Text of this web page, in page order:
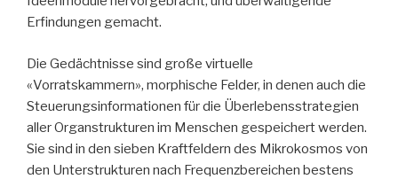
Erfindungen gemacht.
Die Gedächtnisse sind große virtuelle
«Vorratskammern», morphische Felder, in denen auch die
Steuerungsinformationen für die Überlebensstrategien
aller Organstrukturen im Menschen gespeichert werden.
Sie sind in den sieben Kraftfeldern des Mikrokosmos von
den Unterstrukturen nach Frequenzbereichen bestens